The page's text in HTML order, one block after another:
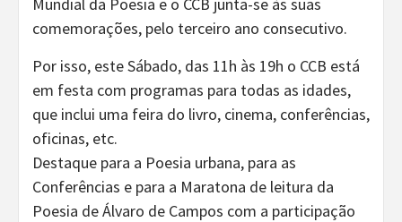
comemorações, pelo terceiro ano consecutivo.
Por isso, este Sábado, das 11h às 19h o CCB está
em festa com programas para todas as idades,
que inclui uma feira do livro, cinema, conferências,
oficinas, etc.
Destaque para a Poesia urbana, para as
Conferências e para a Maratona de leitura da
Poesia de Álvaro de Campos com a participação